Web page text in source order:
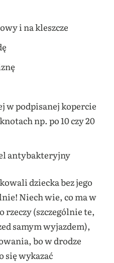
i na kleszcze
w podpisanej kopercie
np. po 10 czy 20
antybakteryjny
dziecka bez jego
Niech wie, co ma w
rzeczy (szczególnie te,
samym wyjazdem),
bo w drodze
się wykazać